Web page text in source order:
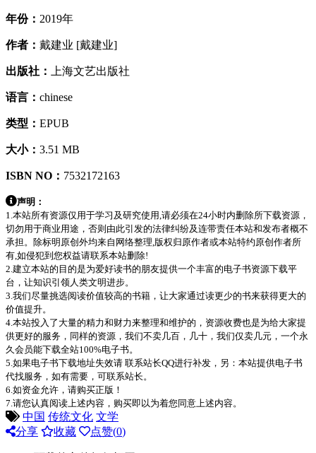
年份： 2019年
作者： 戴建业 [戴建业]
出版社： 上海文艺出版社
语言： chinese
类型： EPUB
大小： 3.51 MB
ISBN NO： 7532172163
声明：
1.本站所有资源仅用于学习及研究使用,请必须在24小时内删除所下载资源，
切勿用于商业用途，否则由此引发的法律纠纷及连带责任本站和发布者概不
承担。除标明原创外均来自网络整理,版权归原作者或本站特约原创作者所
有,如侵犯到您权益请联系本站删除!
2.建立本站的目的是为爱好读书的朋友提供一个丰富的电子书资源下载平
台，让知识引领人类文明进步。
3.我们尽量挑选阅读价值较高的书籍，让大家通过读更少的书来获得更大的
价值提升。
4.本站投入了大量的精力和财力来整理和维护的，资源收费也是为给大家提
供更好的服务，同样的资源，我们不卖几百，几十，我们仅卖几元，一个永
久会员能下载全站100%电子书。
5.如果电子书下载地址失效请 联系站长QQ进行补发，另：本站提供电子书
代找服务，如有需要，可联系站长。
6.如资金允许，请购买正版！
7.请您认真阅读上述内容，购买即以为着您同意上述内容。
中国 传统文化 文学
分享
收藏 点赞(0)